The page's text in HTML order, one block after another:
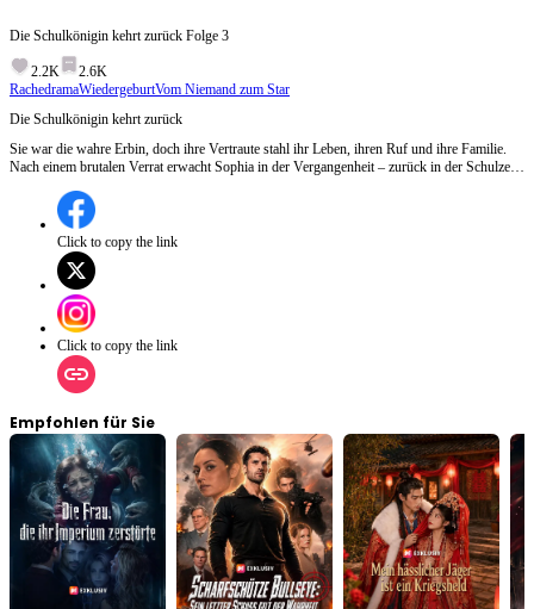
Die Schulkönigin kehrt zurück Folge 3
2.2K
2.6K
RachedramaWiedergeburtVom Niemand zum Star
Die Schulkönigin kehrt zurück
Sie war die wahre Erbin, doch ihre Vertraute stahl ihr Leben, ihren Ruf und ihre Familie.
Nach einem brutalen Verrat erwacht Sophia in der Vergangenheit – zurück in der Schulzeit,
zurückzuerobern...
Click to copy the link
Click to copy the link
Empfohlen für Sie